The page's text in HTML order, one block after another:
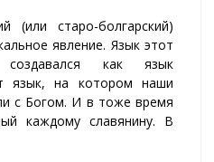
(или старо-болгарский)
явление. Язык этот
как язык
язык, на котором наши
с Богом. И в тоже время
каждому славянину. В